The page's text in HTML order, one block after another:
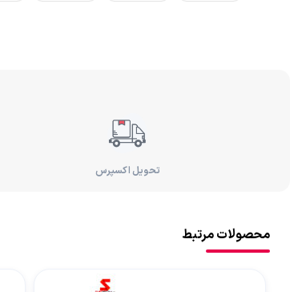
تحویل اکسپرس
محصولات مرتبط